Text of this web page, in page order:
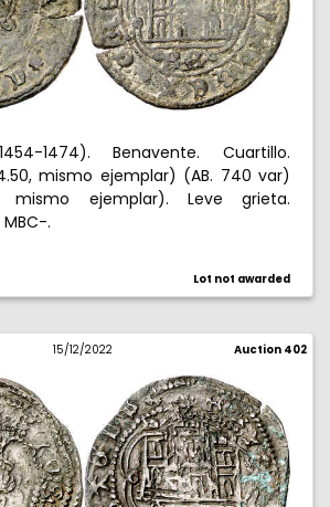
1474). Benavente. Cuartillo.
mismo ejemplar) (AB. 740 var)
mismo ejemplar). Leve grieta.
.
Lot not awarded
15/12/2022 Auction 402